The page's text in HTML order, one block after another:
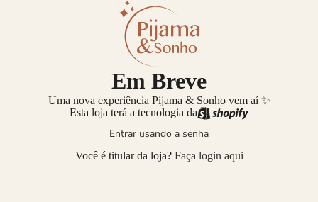
Em Breve
Uma nova experiência Pijama & Sonho vem aí ✨
Esta loja terá a tecnologia da
Entrar usando a senha
Você é titular da loja? Faça login aqui